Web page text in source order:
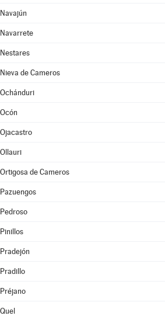
Navajún
Navarrete
Nestares
Nieva de Cameros
Ochánduri
Ocón
Ojacastro
Ollauri
Ortigosa de Cameros
Pazuengos
Pedroso
Pinillos
Pradejón
Pradillo
Préjano
Quel